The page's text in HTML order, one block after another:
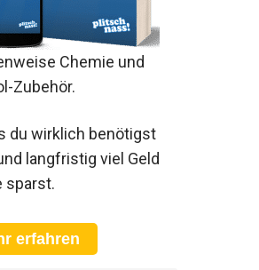
Chemie und
Zubehör.
du wirklich benötigst
langfristig viel Geld
sparst.
erfahren